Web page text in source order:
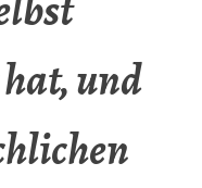
und